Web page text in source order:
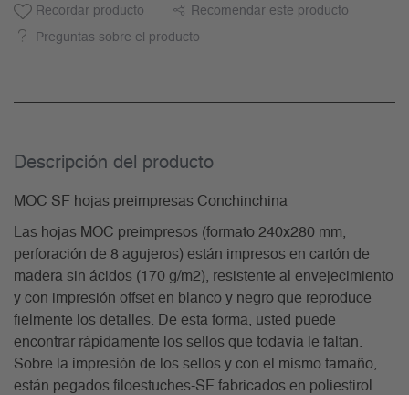
Recordar producto Recomendar este producto
Preguntas sobre el producto
Descripción del producto
MOC SF hojas preimpresas Conchinchina
Las hojas MOC preimpresos (formato 240x280 mm,
perforación de 8 agujeros) están impresos en cartón de
madera sin ácidos (170 g/m2), resistente al envejecimiento
y con impresión offset en blanco y negro que reproduce
fielmente los detalles. De esta forma, usted puede
encontrar rápidamente los sellos que todavía le faltan.
Sobre la impresión de los sellos y con el mismo tamaño,
están pegados filoestuches-SF fabricados en poliestirol